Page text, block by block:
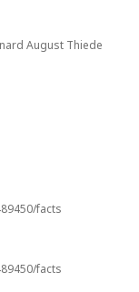
August Thiede
facts
facts